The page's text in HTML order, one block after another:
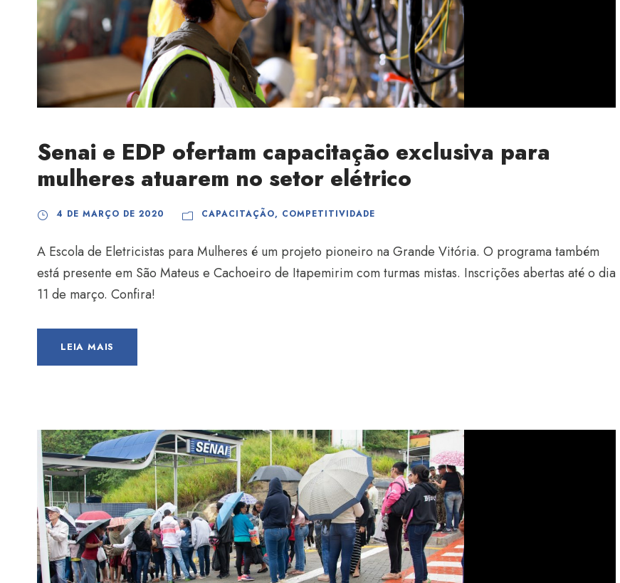
Senai e EDP ofertam capacitação exclusiva para
mulheres atuarem no setor elétrico
4 DE MARÇO DE 2020 CAPACITAÇÃO, COMPETITIVIDADE
A Escola de Eletricistas para Mulheres é um projeto pioneiro na Grande Vitória. O programa também
está presente em São Mateus e Cachoeiro de Itapemirim com turmas mistas. Inscrições abertas até o dia
11 de março. Confira!
LEIA MAIS